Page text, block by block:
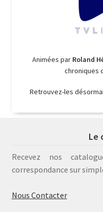
Animées par Roland
chroniques
Retrouvez-les
Le
Recevez nos
correspondance sur
Nous Contacter